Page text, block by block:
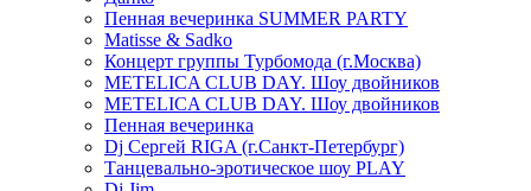
Пенная вечеринка SUMMER PARTY
Matisse & Sadko
Концерт группы Турбомода (г.Москва)
METELICA CLUB DAY. Шоу двойников
METELICA CLUB DAY. Шоу двойников
Пенная вечеринка
Dj Сергей RIGA (г.Санкт-Петербург)
Танцевально-эротическое шоу PLAY